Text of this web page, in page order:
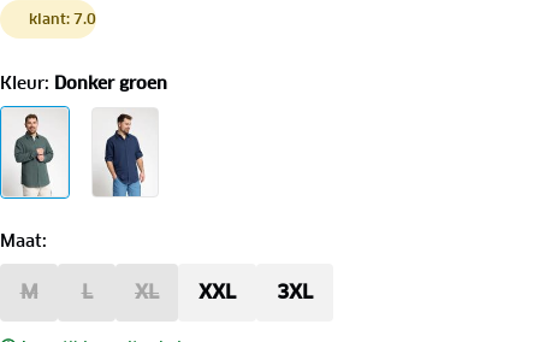
klant: 7.0
Kleur: Donker groen
Maat:
M L XL XXL 3XL